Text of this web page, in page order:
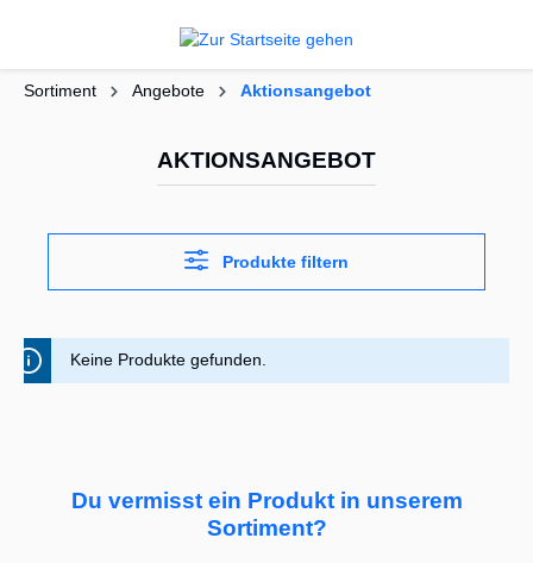
Sortiment Angebote Aktionsangebot
AKTIONSANGEBOT
Produkte filtern
Keine Produkte gefunden.
Du vermisst ein Produkt in unserem
Sortiment?